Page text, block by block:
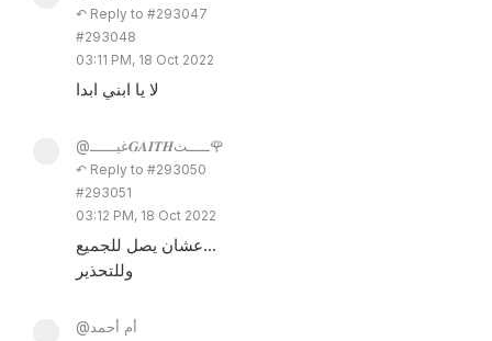
↶ Reply to #293047
#293048
03:11 PM, 18 Oct 2022
لا يا ابني ابدا
@غيــــــ𝑮𝑨𝑰𝑻𝑯ـــــث🌹
↶ Reply to #293050
#293051
03:12 PM, 18 Oct 2022
عشان يصل للجميع...
وللتحذير
@أم أحمد